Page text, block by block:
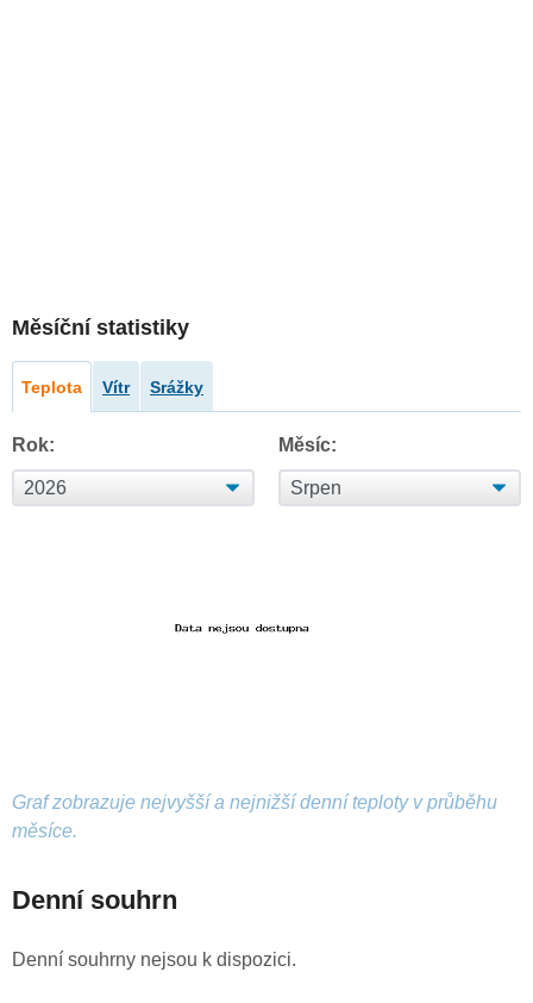
Měsíční statistiky
Teplota Vítr Srážky
Rok: Měsíc:
Graf zobrazuje nejvyšší a nejnižší denní teploty v průběhu
měsíce.
Denní souhrn
Denní souhrny nejsou k dispozici.